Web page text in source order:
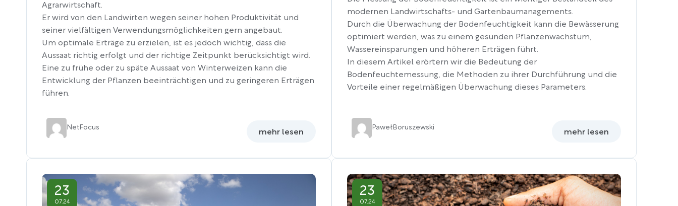
Agrarwirtschaft.
Er wird von den Landwirten wegen seiner hohen Produktivität und
seiner vielfältigen Verwendungsmöglichkeiten gern angebaut.
Um optimale Erträge zu erzielen, ist es jedoch wichtig, dass die
Aussaat richtig erfolgt und der richtige Zeitpunkt berücksichtigt wird.
Eine zu frühe oder zu späte Aussaat von Winterweizen kann die
Entwicklung der Pflanzen beeinträchtigen und zu geringeren Erträgen
führen.
mehr lesen
NetFocus
modernen Landwirtschafts- und Gartenbaumanagements.
Durch die Überwachung der Bodenfeuchtigkeit kann die Bewässerung
optimiert werden, was zu einem gesunden Pflanzenwachstum,
Wassereinsparungen und höheren Erträgen führt.
In diesem Artikel erörtern wir die Bedeutung der
Bodenfeuchtemessung, die Methoden zu ihrer Durchführung und die
Vorteile einer regelmäßigen Überwachung dieses Parameters.
mehr lesen
PawełBoruszewski
23
07.24
23
07.24